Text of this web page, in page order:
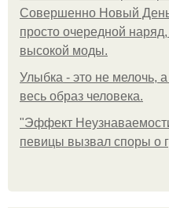
Совершенно Новый
просто очередной
высокой моды.
Улыбка - это не мелочь,
весь образ человека.
"Эффект
певицы вызвал споры о